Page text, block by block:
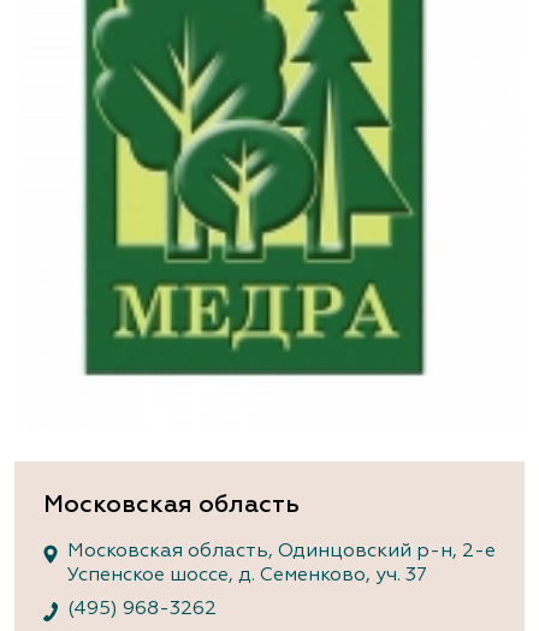
Московская область
Московская область, Одинцовский р-н, 2-е
Успенское шоссе, д. Семенково, уч. 37
(495) 968-3262